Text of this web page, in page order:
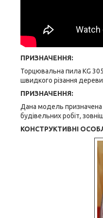
ПРИЗНАЧЕННЯ:
Торцювальна пила KG
швидкого різання
ПРИЗНАЧЕННЯ:
Дана модель призначена
будівельних робіт,
КОНСТРУКТИВНІ